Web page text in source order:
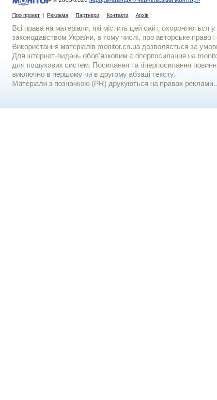
Про проект | Реклама | Партнери | Контакти | Архів
Всі права на матеріали, які містить цей сайт, охороняються у
законодавством України, в тому числі, про авторське право і
Використання матерiалiв monitor.cn.ua дозволяється за
Для iнтернет-видань обов'язковим є гiперпосилання на
для пошукових систем. Посилання та гіперпосилання
виключно в першому чи в другому абзаці тексту.
Матеріали з позначкою (PR) друкуються на правах реклами..